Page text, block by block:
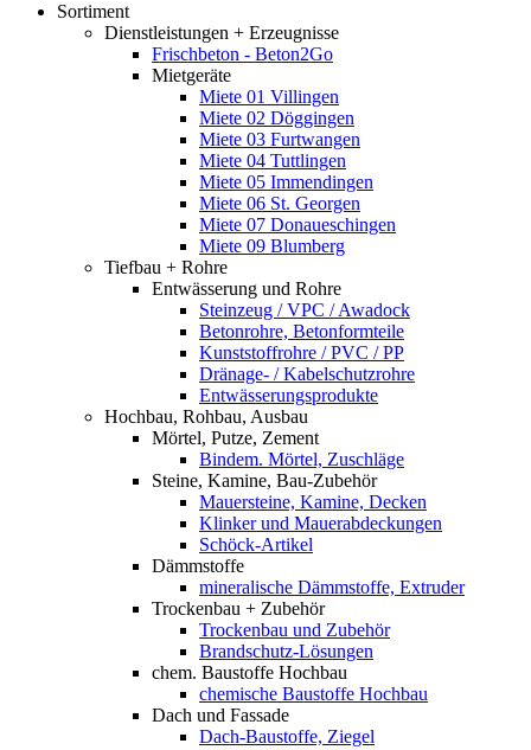
Sortiment
Dienstleistungen + Erzeugnisse
Frischbeton - Beton2Go
Mietgeräte
Miete 01 Villingen
Miete 02 Döggingen
Miete 03 Furtwangen
Miete 04 Tuttlingen
Miete 05 Immendingen
Miete 06 St. Georgen
Miete 07 Donaueschingen
Miete 09 Blumberg
Tiefbau + Rohre
Entwässerung und Rohre
Steinzeug / VPC / Awadock
Betonrohre, Betonformteile
Kunststoffrohre / PVC / PP
Dränage- / Kabelschutzrohre
Entwässerungsprodukte
Hochbau, Rohbau, Ausbau
Mörtel, Putze, Zement
Bindem. Mörtel, Zuschläge
Steine, Kamine, Bau-Zubehör
Mauersteine, Kamine, Decken
Klinker und Mauerabdeckungen
Schöck-Artikel
Dämmstoffe
mineralische Dämmstoffe, Extruder
Trockenbau + Zubehör
Trockenbau und Zubehör
Brandschutz-Lösungen
chem. Baustoffe Hochbau
chemische Baustoffe Hochbau
Dach und Fassade
Dach-Baustoffe, Ziegel